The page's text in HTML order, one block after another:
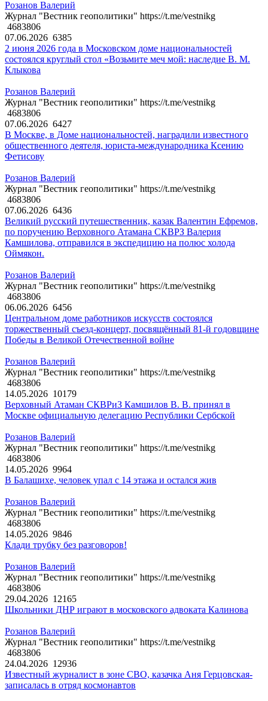
Розанов Валерий
Журнал "Вестник геополитики" https://t.me/vestnikg
4683806
07.06.2026 6385
2 июня 2026 года в Московском доме национальностей
состоялся круглый стол «Возьмите меч мой: наследие В. М.
Клыкова
Розанов Валерий
Журнал "Вестник геополитики" https://t.me/vestnikg
4683806
07.06.2026 6427
В Москве, в Доме национальностей, наградили известного
общественного деятеля, юриста-международника Ксению
Фетисову
Розанов Валерий
Журнал "Вестник геополитики" https://t.me/vestnikg
4683806
07.06.2026 6436
Великий русский путешественник, казак Валентин Ефремов,
по поручению Верховного Атамана СКВРЗ Валерия
Камшилова, отправился в экспедицию на полюс холода
Оймякон.
Розанов Валерий
Журнал "Вестник геополитики" https://t.me/vestnikg
4683806
06.06.2026 6456
Центральном доме работников искусств состоялся
торжественный съезд-концерт, посвящённый 81-й годовщине
Победы в Великой Отечественной войне
Розанов Валерий
Журнал "Вестник геополитики" https://t.me/vestnikg
4683806
14.05.2026 10179
Верховный Атаман СКВРиЗ Камшилов В. В. принял в
Москве официальную делегацию Республики Сербской
Розанов Валерий
Журнал "Вестник геополитики" https://t.me/vestnikg
4683806
14.05.2026 9964
В Балашихе, человек упал с 14 этажа и остался жив
Розанов Валерий
Журнал "Вестник геополитики" https://t.me/vestnikg
4683806
14.05.2026 9846
Клади трубку без разговоров!
Розанов Валерий
Журнал "Вестник геополитики" https://t.me/vestnikg
4683806
29.04.2026 12165
Школьники ДНР играют в московского адвоката Калинова
Розанов Валерий
Журнал "Вестник геополитики" https://t.me/vestnikg
4683806
24.04.2026 12936
Известный журналист в зоне СВО, казачка Аня Герцовская-
записалась в отряд космонавтов